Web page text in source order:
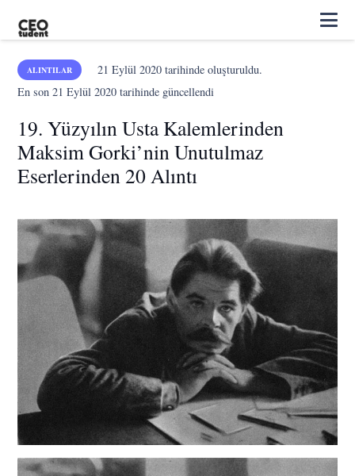
ALINTILAR 21 Eylül 2020tarihinde oluşturuldu.
En son21 Eylül 2020 tarihinde güncellendi
19. Yüzyılın Usta Kalemlerinden
Maksim Gorki’nin Unutulmaz
Eserlerinden 20 Alıntı